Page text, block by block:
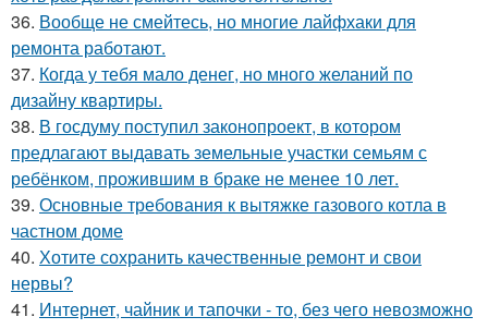
36. Вообще не смейтесь, но многие лайфхаки для
ремонта работают.
37. Когда у тебя мало денег, но много желаний по
дизайну квартиры.
38. В госдуму поступил законопроект, в котором
предлагают выдавать земельные участки семьям с
ребёнком, прожившим в браке не менее 10 лет.
39. Основные требования к вытяжке газового котла в
частном доме
40. Хотите сохранить качественные ремонт и свои
нервы?
41. Интернет, чайник и тапочки - то, без чего невозможно